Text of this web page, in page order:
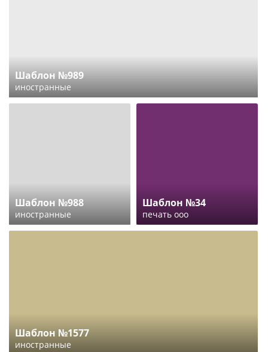
Шаблон №989
иностранные
Шаблон №988
иностранные
Шаблон №34
печать ооо
Шаблон №1577
иностранные